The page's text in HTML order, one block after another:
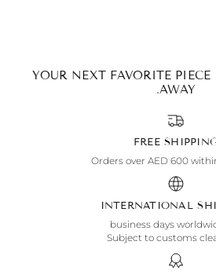
YOUR NEXT FAVORITE
AWAY.
FREE
Orders over AED 600
INTERNATIONAL
Subject to customs